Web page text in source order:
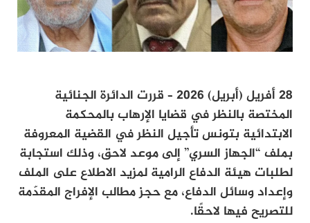
28 أفريل (أبريل) 2026 – قررت الدائرة الجنائية
المختصة بالنظر في قضايا الإرهاب بالمحكمة
الابتدائية بتونس تأجيل النظر في القضية المعروفة
بملف “الجهاز السري” إلى موعد لاحق، وذلك استجابة
لطلبات هيئة الدفاع الرامية لمزيد الاطلاع على الملف
وإعداد وسائل الدفاع، مع حجز مطالب الإفراج المقدّمة
للتصريح فيها لاحقًا.